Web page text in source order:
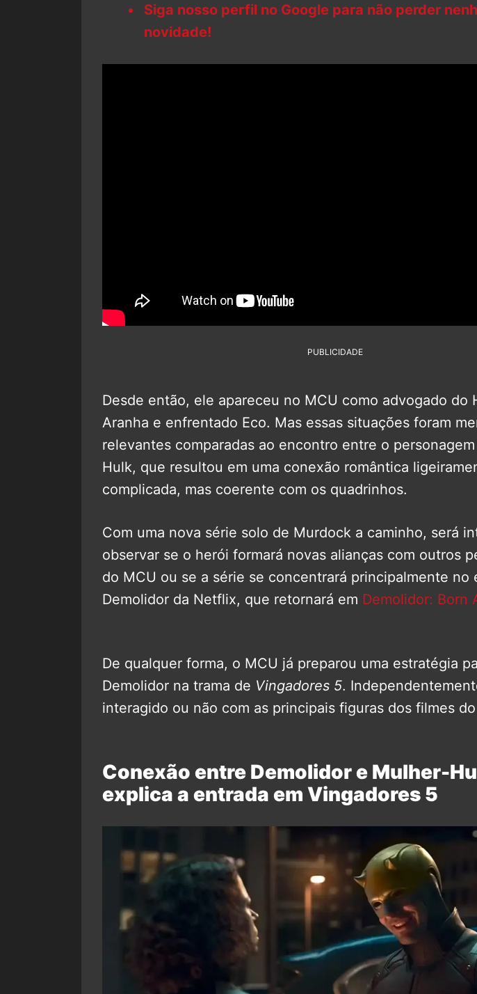
Siga nosso perfil no Google para não perder
novidade!
PUBLICIDADE
Desde então, ele apareceu no MCU como advogado do
Aranha e enfrentado Eco. Mas essas situações foram
relevantes comparadas ao encontro entre o
Hulk, que resultou em uma conexão romântica
complicada, mas coerente com os quadrinhos.
Com uma nova série solo de Murdock a caminho, será
observar se o herói formará novas alianças com outros
do MCU ou se a série se concentrará principalmente no
Demolidor da Netflix, que retornará em Demolidor: Born
De qualquer forma, o MCU já preparou uma estratégia
Demolidor na trama de Vingadores 5.
interagido ou não com as principais figuras dos filmes
Conexão entre Demolidor e Mulher-
explica a entrada em Vingadores 5